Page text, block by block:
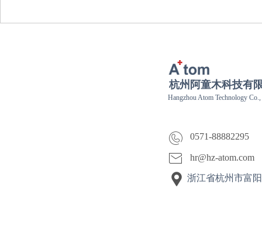
杭州阿童木科技有
Hangzhou Atom Technology
浙江省杭州市富
0571-88882295
hr@hz-atom.com